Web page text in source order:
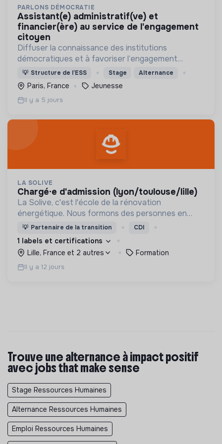
PARLONS DÉMOCRATIE
assistant(e) administratif(ve) et
financier(ère) au service de l'engagement
citoyen
Diffuser la connaissance des institutions
démocratiques et à favoriser l’engagement
civique des jeunes
💡 Structure de l’ESS Stage Alternance
Paris, France Jeunesse
Il y a 5 jours
LA SOLIVE
chargé·e d'admission (lyon/toulouse/lille)
La Solive, c'est l'école de la rénovation
énergétique. Nous formons des personnes en
reconversion aux métiers de la rénovation
énergétique : chefs de projet, installateurs de
pompe à chaleur, etc.
💡 Partenaire de la transition CDI
1 labels et certifications
Lille, France et 2 autres
Formation
Il y a 12 jours
Trouve une alternance à impact positif
avec jobs that make sense
Stage Ressources Humaines
Alternance Ressources Humaines
Emploi Ressources Humaines